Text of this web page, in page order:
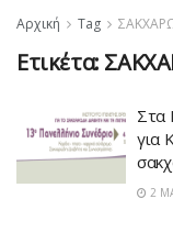
Αρχική Tag
Ετικέτα:
Στα
για
2